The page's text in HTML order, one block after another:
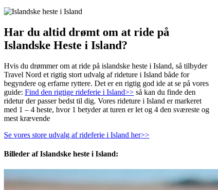
Har du altid drømt om at ride på
Islandske Heste i Island?
Hvis du drømmer om at ride på islandske heste i Island, så tilbyder
Travel Nord et rigtig stort udvalg af rideture i Island både for
begyndere og erfarne ryttere. Det er en rigtig god ide at se på vores
guide: Find den rigtige rideferie i Island>> så kan du finde den
ridetur der passer bedst til dig. Vores rideture i Island er markeret
med 1 – 4 heste, hvor 1 betyder at turen er let og 4 den sværeste og
mest krævende
Se vores store udvalg af rideferie i Island her>>
Billeder af Islandske heste i Island: